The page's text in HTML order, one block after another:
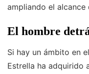
ampliando el alcance
El hombre
Si hay un ámbito en
Estrella ha adquirido